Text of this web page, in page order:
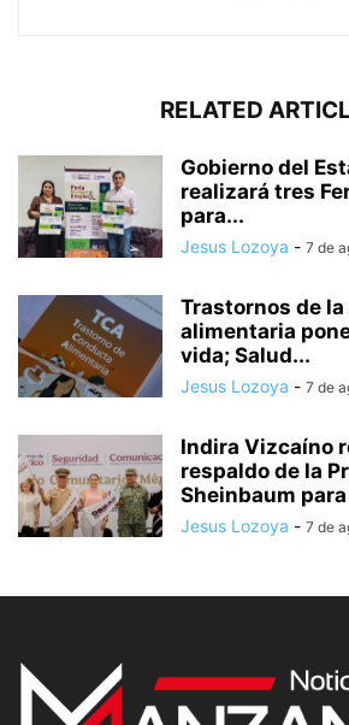
RELATED
Gobierno del
realizará tres
para...
Jesus Lozoya - 7 de
Trastornos de
alimentaria
vida; Salud...
Jesus Lozoya - 7 de
Indira Vizcaíno
respaldo de la
Sheinbaum
Jesus Lozoya - 7 de